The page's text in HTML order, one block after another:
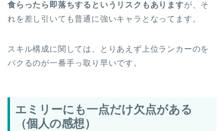
食らったら即落ちするというリスクもありますが、そ
れを差し引いても普通に強いキャラとなってます。
スキル構成に関しては、とりあえず上位ランカーのを
パクるのが一番手っ取り早いです。
エミリーにも一点だけ欠点がある
（個人の感想）